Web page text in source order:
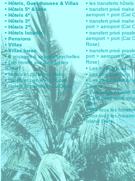
• Hôtels, Guesthouses & Villas
• Hôtels 5* & luxe
• Hôtels 4*
• Hôtels 3*
• Hôtels 2*
• Hôtels locatifs
• Pensions
• Villas
• Villas luxes
• 6voyages & sejours seychelles
• Les Hotels aux Seychelles
(Carte)
• Hotels et pensions Mahe
• Hotels et pensions Praslin
• Hotels et pensions La Digue
• les transferts hôtels
• transfert privé mahe
aeroport > port (Cat
• transfert privé mahe
port > aeroport (Cat
• transfert privé
aeroport > port (Cat
Rose)
• transfert privé
port > aeroport (Cat
Rose)
• Les locations auto
• Les vols intérieurs
• Les liaisons
Cocos)
• Vols longs courrier
• Concevez votre
ligne
• Voir tous les
• Voir tous les
Island Ferry